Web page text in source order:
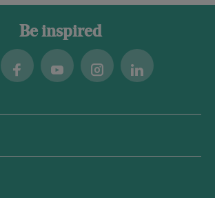
Be inspired
FacebookYoutubeInstagramLinkedin